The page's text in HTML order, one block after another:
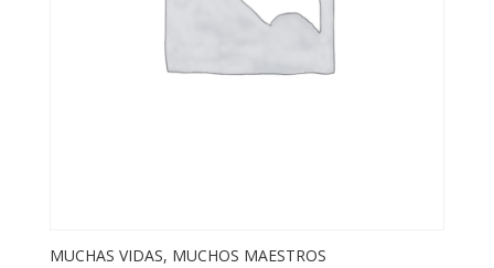
MUCHAS VIDAS, MUCHOS MAESTROS